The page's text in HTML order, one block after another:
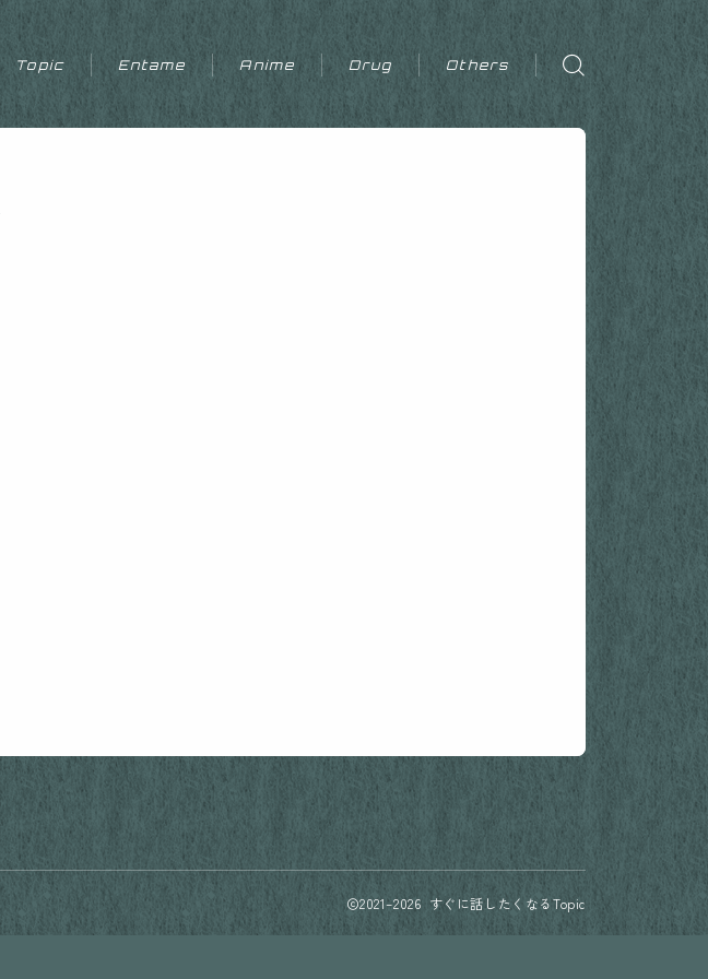
Topic Entame Anime Drug Others
2021–2026 すぐに話したくなるTopic